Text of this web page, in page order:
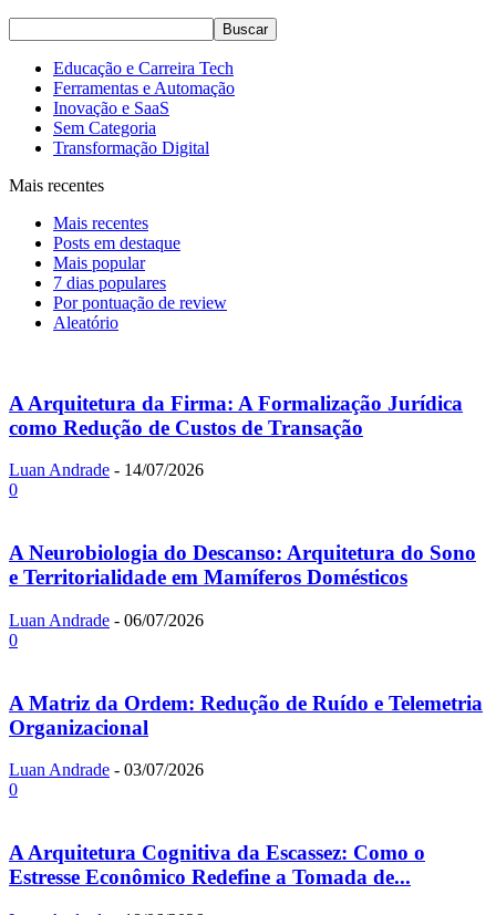
Educação e Carreira Tech
Ferramentas e Automação
Inovação e SaaS
Sem Categoria
Transformação Digital
Mais recentes
Mais recentes
Posts em destaque
Mais popular
7 dias populares
Por pontuação de review
Aleatório
A Arquitetura da Firma: A Formalização Jurídica
como Redução de Custos de Transação
Luan Andrade - 14/07/2026
0
A Neurobiologia do Descanso: Arquitetura do Sono
e Territorialidade em Mamíferos Domésticos
Luan Andrade - 06/07/2026
0
A Matriz da Ordem: Redução de Ruído e Telemetria
Organizacional
Luan Andrade - 03/07/2026
0
A Arquitetura Cognitiva da Escassez: Como o
Estresse Econômico Redefine a Tomada de...